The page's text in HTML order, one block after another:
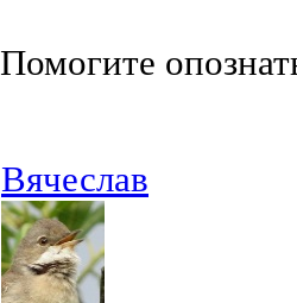
Помогите
Вячеслав